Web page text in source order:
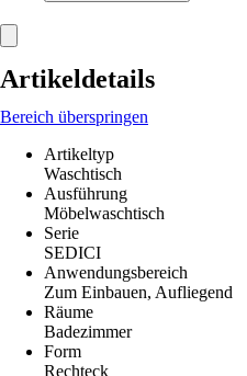
Artikeldetails
Bereich überspringen
Artikeltyp
Waschtisch
Ausführung
Möbelwaschtisch
Serie
SEDICI
Anwendungsbereich
Zum Einbauen, Aufliegend
Räume
Badezimmer
Form
Rechteck